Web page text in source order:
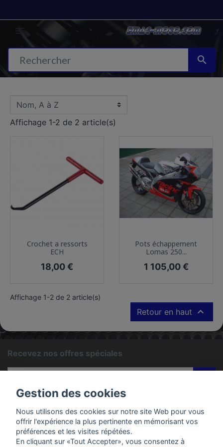

Affichage 1-2 de 2 article(s)
Crochet a ressorts
ECH
Prix
18,00 €
Pots échappement
Lomas 250...
Prix
1 105,00 €
Affichage 1-2 de 2 article(s)
Retour en haut 
Recevez nos offres spéciales
Vous pouvez vous désinscrire à tout moment. Vous trouverez
d'utilisation du site.
Gestion des cookies
Nous utilisons des cookies sur notre site Web pour vous
offrir l'expérience la plus pertinente en mémorisant vos
préférences et les visites répétées.
En cliquant sur «Tout Accepter», vous consentez à